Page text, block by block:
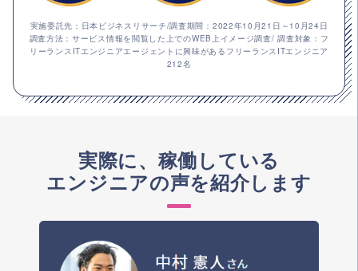
実施委託先：日本ビジネスリサーチ/調査期間：2022年10月21日～10月24日
調査方法：サービス情報を閲覧した上でのWEB上イメージ調査/ 調査対象：フ
リーランスITエンジニアエージェントに興味があるフリーランスITエンジニア
212名
実際に、稼働している
エンジニアの声を紹介します